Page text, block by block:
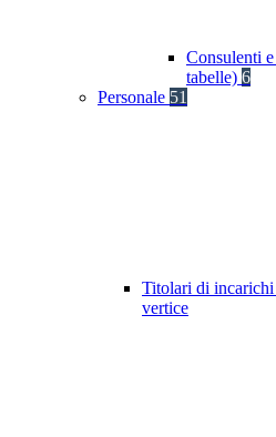
Consulenti
tabelle) 6
Personale 51
Titolari di
vertice